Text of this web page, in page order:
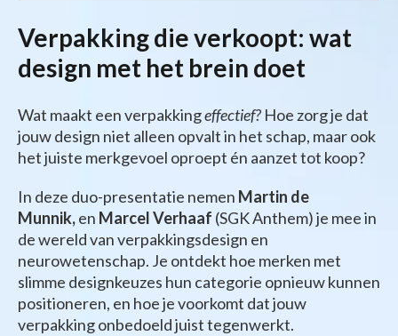
Verpakking die verkoopt: wat
design met het brein doet
Wat maakt een verpakkingeffectief? Hoe zorg je dat
jouw design niet alleen opvalt in het schap, maar ook
het juiste merkgevoel oproept én aanzet tot koop?
In deze duo-presentatie nemen Martin de
Munnik,en Marcel Verhaaf (SGK Anthem) je mee in
de wereld van verpakkingsdesign en
neurowetenschap. Je ontdekt hoe merken met
slimme designkeuzes hun categorie opnieuw kunnen
positioneren, en hoe je voorkomt dat jouw
verpakking onbedoeld juist tegenwerkt.